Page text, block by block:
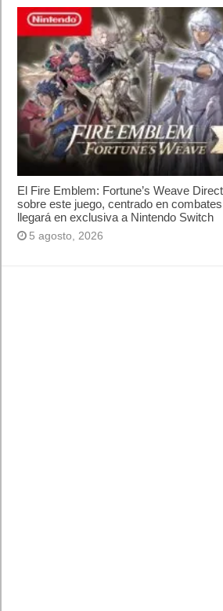
El Fire Emblem: Fortune’s Weave
sobre este juego, centrado en
llegará en exclusiva a Nintendo Switch
5 agosto, 2026